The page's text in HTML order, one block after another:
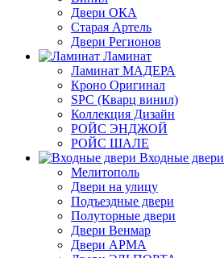
Двери ОКА
Старая Артель
Двери Регионов
Ламинат
Ламинат МАДЕРА
Кроно Оригинал
SPC (Кварц винил)
Коллекция Дизайн
РОЙС ЭНДЖОЙ
РОЙС ШАЛЕ
Входные двери
Мелитополь
Двери на улицу
Подъездные двери
Полуторные двери
Двери Венмар
Двери АРМА